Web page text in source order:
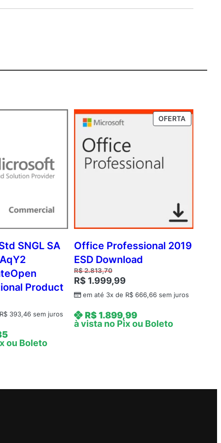
SNGL SA
Product
R$ 393,46 sem juros
ou Boleto
OFERTA PRODUTO
EM
Office Professional 2019
ESD Download
R$2.813,70
R$ 1.999,99
em até 3x de R$666,66sem juros
R$1.899,99
à vista no Pix ou Boleto